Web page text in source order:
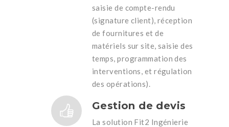
saisie de compte-rendu
(signature client), réception
de fournitures et de
matériels sur site, saisie des
temps, programmation des
interventions, et régulation
des opérations).
Gestion de devis
La solution Fit2 Ingénierie